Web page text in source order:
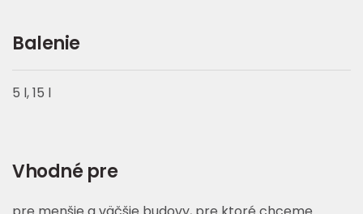
Balenie
5 l, 15 l
Vhodné pre